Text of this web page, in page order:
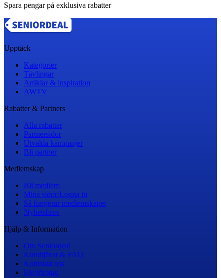
Spara pengar på exklusiva rabatter
Upptäck
Kategorier
Tävlingar
Artiklar & inspiration
AWTV
Rabatter & Partners
Alla rabatter
Partnersidor
Utvalda kampanjer
Bli partner
Medlemskap
Bli medlem
Mina sidor/Logga in
Så fungerar medlemskapet
Nyhetsbrev
Hjälp & Information
Om Seniordeal
Kundtjänst & FAQ
Kontakta oss
För företag